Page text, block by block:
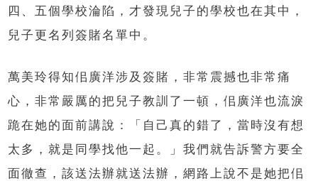
四、五個學校淪陷，才發現兒子的學校也在其中，
兒子更名列簽賭名單中。
萬美玲得知佀廣洋涉及簽賭，非常震撼也非常痛
心，非常嚴厲的把兒子教訓了一頓，佀廣洋也流淚
跪在她的面前講說：「自己真的錯了，當時沒有想
太多，就是同學找他一起。」我們就告訴警方要全
面徹查，該送法辦就送法辦，網路上說不是她把佀